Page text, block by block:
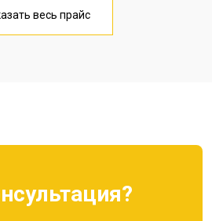
от 1750 ₽
весь прайс